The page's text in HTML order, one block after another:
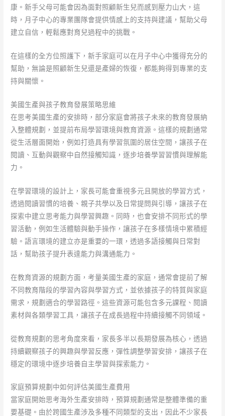
康。新手父母可能會因為面對照顧新生兒而感到壓力山大，這
時，月子中心的專業團隊會提供情感上的支持與建議，幫助父母
建立自信，輕鬆應對育兒過程中的挑戰。
在這樣的全方位照護下，新手家庭可以在月子中心中獲得充分的
幫助，無論是照顧新生兒還是產婦的恢復，都能夠得到專業的支
持與關懷。
美國生產與孩子教育發展策略思維
在思考美國生產的安排時，部分家庭會將孩子未來的教育發展納
入整體規劃，並提前布局學習環境與教育資源。這樣的規劃通常
從生活層面開始，例如打造具有學習氛圍的居住空間，讓孩子在
閱讀、互動與觀察中自然接觸知識，逐步培養學習習慣與理解能
力。
在學習環境的設計上，家長可能會重視多元且開放的學習方式，
透過閱讀習慣的培養、親子共學以及日常提問與引導，讓孩子在
探索中建立思考能力與學習興趣。同時，也會安排不同形式的學
習活動，例如生活體驗與動手操作，讓孩子在多樣情境中累積經
驗。語言環境的建立亦是重要的一環，透過多語接觸與日常對
話，幫助孩子提升表達能力與溝通能力。
在教育資源的規劃方面，考量美國生產的家庭，通常會提前了解
不同教育階段的學習內容與學習方式，並依據孩子的特質與家庭
需求，規劃適合的學習路徑。這些資源可能包含多元課程、閱讀
素材與各類學習工具，讓孩子在成長過程中持續接觸不同領域。
從教育規劃的思考角度來看，家長多半以長期發展為核心，透過
持續觀察孩子的興趣與學習反應，彈性調整學習安排，讓孩子在
穩定的環境中逐步培養自主學習與探索能力。
家庭預算規劃中如何評估美國生產費用
當家庭開始思考海外生產安排時，預算規劃通常是整體準備的重
要基礎。由於跨國生產涉及多種不同類型的支出，因此不少家長